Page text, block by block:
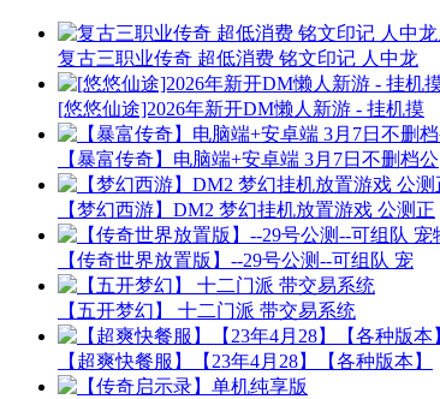
复古三职业传奇 超低消费 铭文印记 人中龙
[悠悠仙途]2026年新开DM懒人新游 - 挂机摸
【暴富传奇】电脑端+安卓端 3月7日不删档公
【梦幻西游】DM2 梦幻挂机放置游戏 公测正
【传奇世界放置版】--29号公测--可组队 宠
【五开梦幻】 十二门派 带交易系统
【超爽快餐服】【23年4月28】【各种版本】